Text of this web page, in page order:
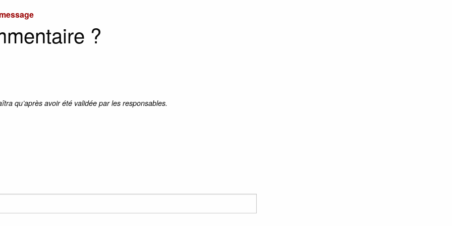
?
qu’après avoir été validée par les responsables.